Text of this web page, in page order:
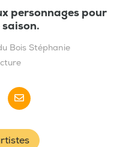
personnages pour
Bois Stéphanie